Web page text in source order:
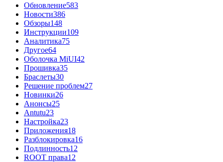
Обновление583
Новости386
Обзоры148
Инструкции109
Аналитика75
Другое64
Оболочка MiUI42
Прошивка35
Браслеты30
Решение проблем27
Новинки26
Анонсы25
Antutu23
Настройка23
Приложения18
Разблокировка16
Подлинность12
ROOT права12